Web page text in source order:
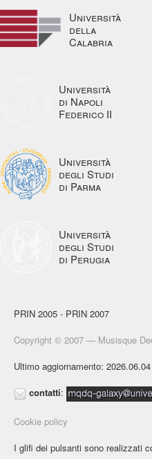
Università
della
Calabria
Università
di Napoli
Federico II
Università
degli Studi
di Parma
Università
degli Studi
di Perugia
PRIN 2005 - PRIN 2007
Copyright © 2007 — Musisque
Ultimo aggiornamento: 2026.06.04
contatti:
Cookie policy
I glifi dei pulsanti sono realizzati